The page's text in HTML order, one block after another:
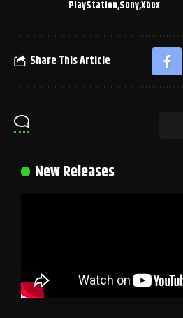
PlayStation SonyXbox
Share This Article
New Releases